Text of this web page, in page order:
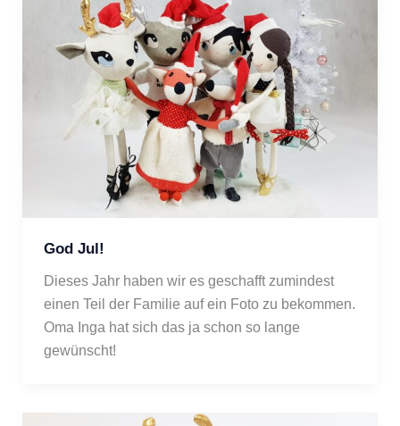
God Jul!
Dieses Jahr haben wir es geschafft zumindest
einen Teil der Familie auf ein Foto zu bekommen.
Oma Inga hat sich das ja schon so lange
gewünscht!